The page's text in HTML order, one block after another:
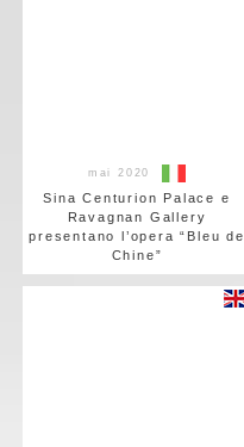
mai 2020
Sina Centurion Palace e
Ravagnan Gallery
presentano l’opera “Bleu de
Chine”